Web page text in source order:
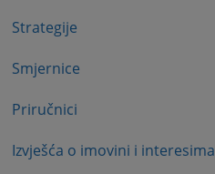
Strategije
Smjernice
Priručnici
Izvješća o imovini i interesima